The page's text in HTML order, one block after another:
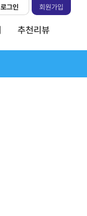
추천리뷰
로그인 회원가입